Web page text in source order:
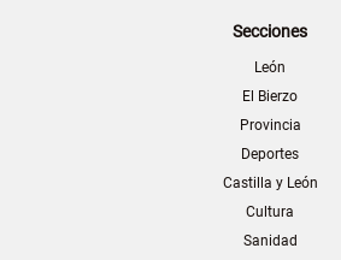
Secciones
León
El Bierzo
Provincia
Deportes
Castilla y León
Cultura
Sanidad